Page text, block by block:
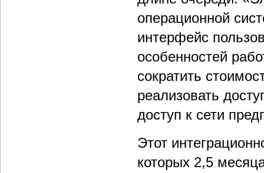
операционной
интерфейс
особенностей
сократить
реализовать
доступ к сети
Этот
которых 2,5